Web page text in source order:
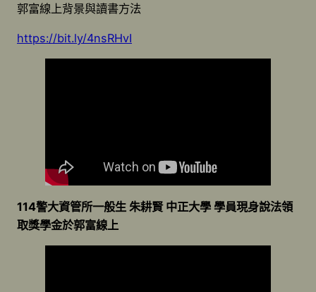
郭富線上背景與讀書方法
https://bit.ly/4nsRHvI
114警大資管所一般生 朱耕賢 中正大學 學員現身說法領
取獎學金於郭富線上